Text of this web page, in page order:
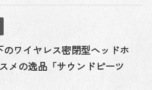
のワイヤレス密閉型ヘッドホ
メの逸品「サウンドピーツ